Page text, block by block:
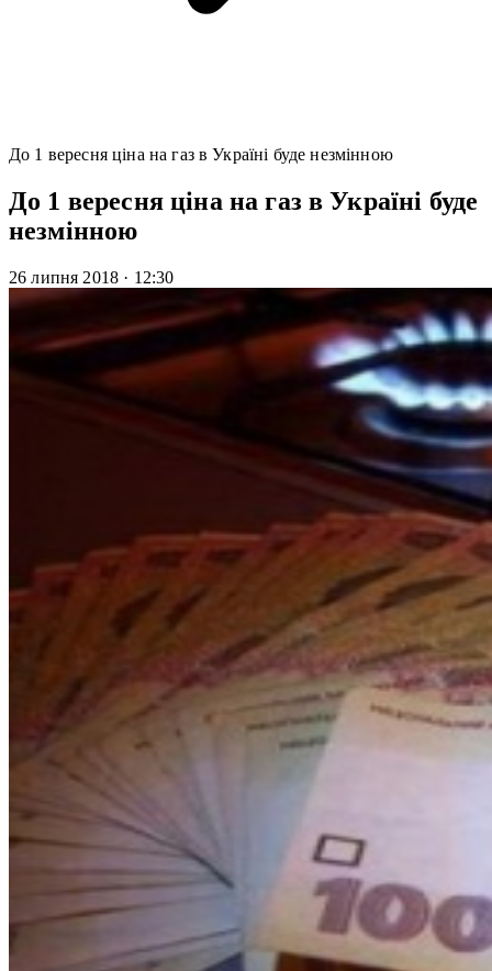
До 1 вересня ціна на газ в Україні буде незмінною
До 1 вересня ціна на газ в Україні буде
незмінною
26 липня 2018 · 12:30